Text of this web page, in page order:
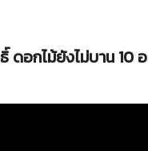
ดอกไม้ยังไม่บาน 10